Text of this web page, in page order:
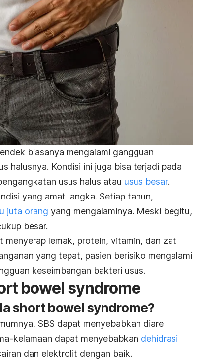
biasanya mengalami gangguan
halusnya. Kondisi ini juga bisa terjadi pada
usus halus atau usus besar.
yang amat langka. Setiap tahun,
juta orang yang mengalaminya. Meski begitu,
besar.
menyerap lemak, protein, vitamin, dan zat
yang tepat, pasien berisiko mengalami
keseimbangan bakteri usus.
bowel syndrome
short bowel syndrome?
SBS dapat menyebabkan diare
kelamaan dapat menyebabkan dehidrasi
dan elektrolit dengan baik.